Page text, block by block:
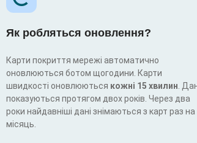
Як робляться оновлення?
Карти покриття мережі автоматично
оновлюються ботом щогодини. Карти
швидкості оновлюються кожні 15 хвилин .
показуються протягом двох років. Через два
роки найдавніші дані знімаються з карт раз на
місяць.